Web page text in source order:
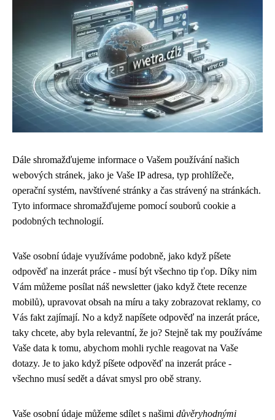
Dále shromažďujeme informace o Vašem používání našich
webových stránek, jako je Vaše IP adresa, typ prohlížeče,
operační systém, navštívené stránky a čas strávený na stránkách.
Tyto informace shromažďujeme pomocí souborů cookie a
podobných technologií.
Vaše osobní údaje využíváme podobně, jako když píšete
odpověď na inzerát práce - musí být všechno tip ťop. Díky nim
Vám můžeme posílat náš newsletter (jako když čtete recenze
mobilů), upravovat obsah na míru a taky zobrazovat reklamy, co
Vás fakt zajímají. No a když napíšete odpověď na inzerát práce,
taky chcete, aby byla relevantní, že jo? Stejně tak my používáme
Vaše data k tomu, abychom mohli rychle reagovat na Vaše
dotazy. Je to jako když píšete odpověď na inzerát práce -
všechno musí sedět a dávat smysl pro obě strany.
Vaše osobní údaje můžeme sdílet s našimi důvěryhodnými